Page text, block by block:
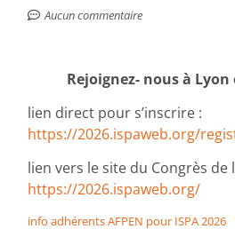
Aucun commentaire
Rejoignez- nous à
lien direct pour s’inscrire :
https://2026.ispaweb.org/
lien vers le site du Congrès de
https://2026.ispaweb.org/
info adhérents AFPEN pour ISPA 2026